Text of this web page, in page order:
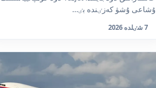
ۇشاعى ۇشۋ كەزٸندە بٸ...
7 شٸلدە 2026